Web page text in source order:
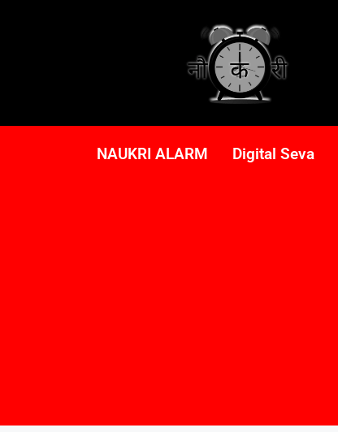
NAUKRI ALARM Digital Seva